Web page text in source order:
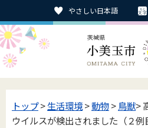
やさしい日本語
トップ>生活環境>動物>鳥獣>
ウイルスが検出されました（２例